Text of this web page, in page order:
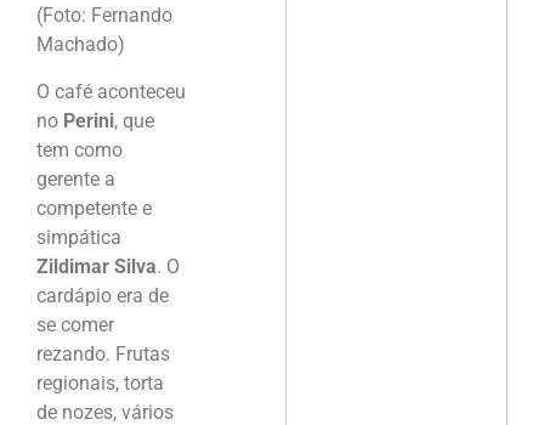
(Foto: Fernando
Machado)
O café aconteceu
no Perini, que
tem como
gerente a
competente e
simpática
Zildimar Silva. O
cardápio era de
se comer
rezando. Frutas
regionais, torta
de nozes, vários